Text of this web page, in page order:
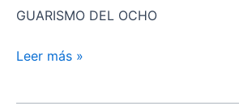
GUARISMO DEL OCHO
Tajo
Leer más »